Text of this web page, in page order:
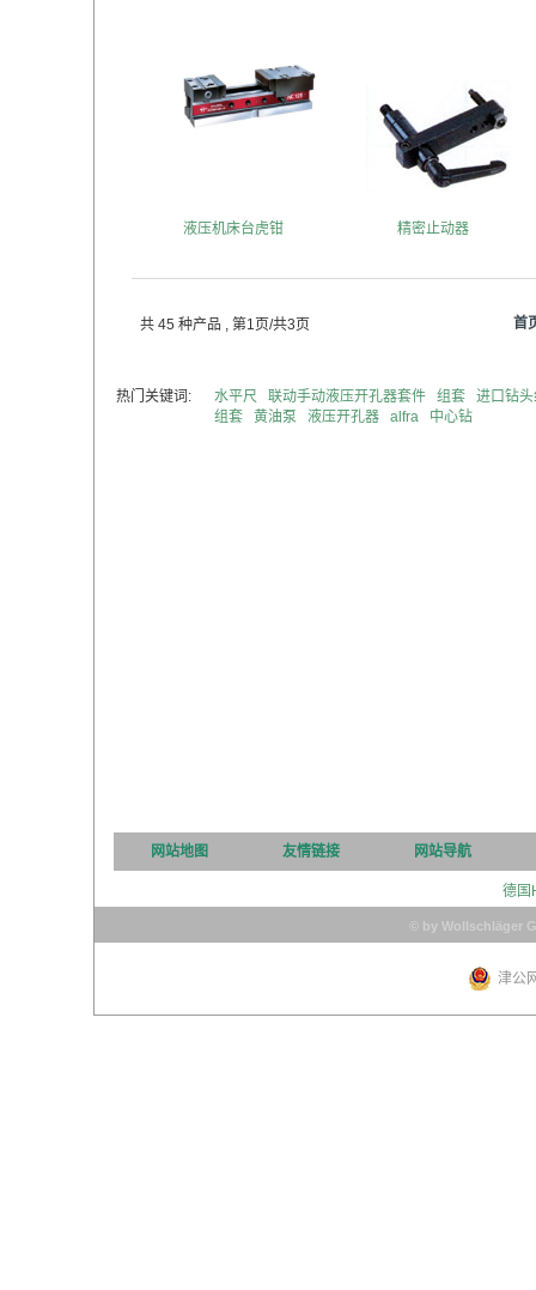
液压机床台虎钳 精密止动器
共 45 种产品 , 第1页/共3页 首
热门关键词: 水平尺 联动手动液压开孔器套件 组套
进口钻
组套
黄油泵 液压开孔器 alfra 中心钻
网站地图 友情链接 网站导航
德国
© by Wollschläger
津公